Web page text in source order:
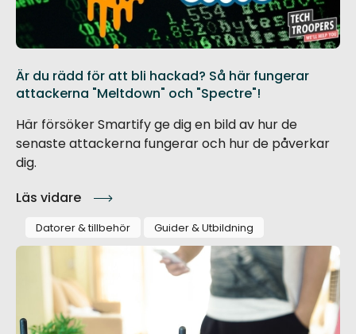
Är du rädd för att bli hackad? Så här fungerar
attackerna "Meltdown" och "Spectre"!
Här försöker Smartify ge dig en bild av hur de
senaste attackerna fungerar och hur de påverkar
dig.
Läs vidare
Datorer & tillbehör Guider & Utbildning